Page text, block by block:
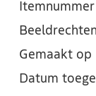
Itemnummer
Beeldrechten
Gemaakt op
Datum